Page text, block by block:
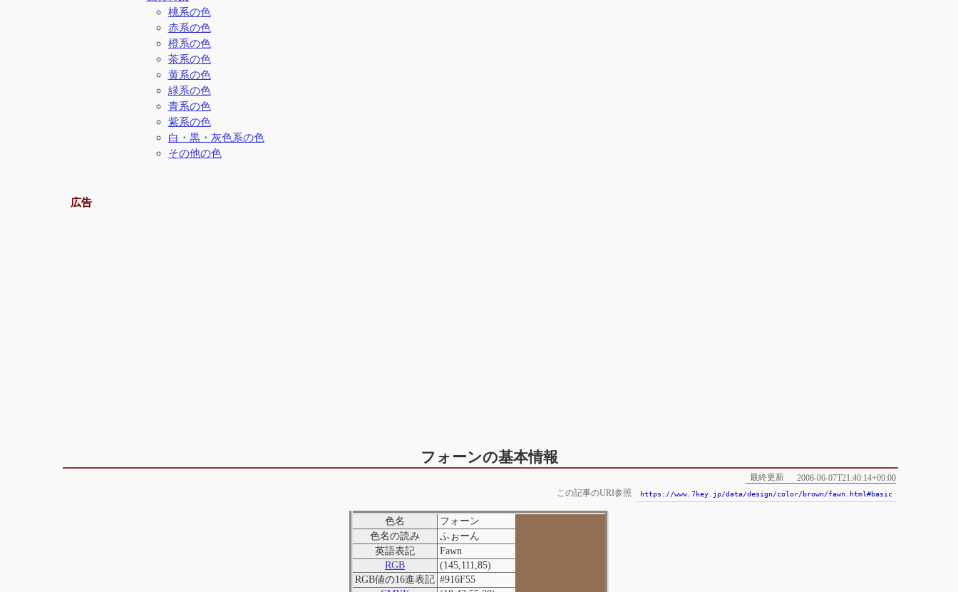
桃系の色
赤系の色
橙系の色
茶系の色
黄系の色
緑系の色
青系の色
紫系の色
白・黒・灰色系の色
その他の色
広告
フォーンの基本情報
最終更新
2008-06-07T21:40:14+09:00
この記事のURI参照
https://www.7key.jp/data/design/color/brown/fawn.html#basic
色名 フォーン
色名の読み
ふぉーん
英語表記
Fawn
RGB
(145,111,85)
RGB値の16進表記 #916F55